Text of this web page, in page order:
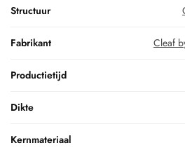
Structuur
Fabrikant Cleaf
Productietijd
Dikte
Kernmateriaal